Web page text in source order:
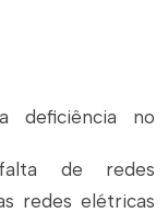
deficiência no
de redes
redes elétricas